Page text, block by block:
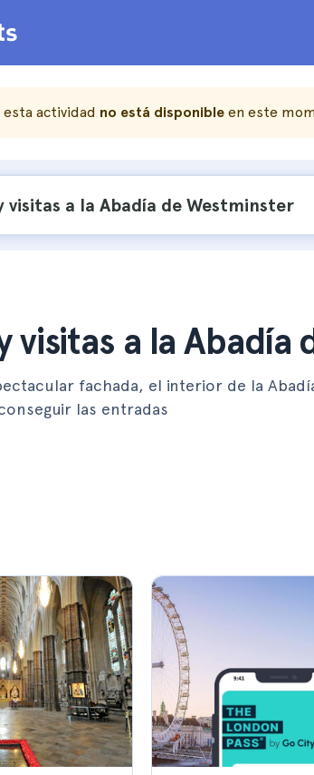
actividad no está disponible en este
visitas a la Abadía
fachada, el interior de la
las entradas